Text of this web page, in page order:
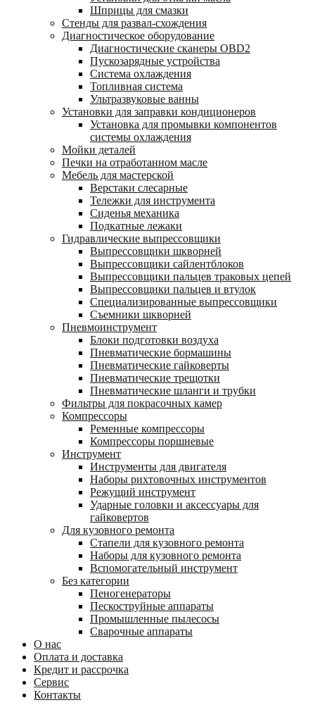
Шприцы для смазки
Стенды для развал-схождения
Диагностическое оборудование
Диагностические сканеры OBD2
Пускозарядные устройства
Система охлаждения
Топливная система
Ультразвуковые ванны
Установки для заправки кондиционеров
Установка для промывки компонентов
системы охлаждения
Мойки деталей
Печки на отработанном масле
Мебель для мастерской
Верстаки слесарные
Тележки для инструмента
Сиденья механика
Подкатные лежаки
Гидравлические выпрессовщики
Выпрессовщики шкворней
Выпрессовщики сайлентблоков
Выпрессовщики пальцев траковых цепей
Выпрессовщики пальцев и втулок
Специализированные выпрессовщики
Cъемники шкворней
Пневмоинструмент
Блоки подготовки воздуха
Пневматические бормашины
Пневматические гайковерты
Пневматические трещотки
Пневматические шланги и трубки
Фильтры для покрасочных камер
Компрессоры
Ременные компрессоры
Компрессоры поршневые
Инструмент
Инструменты для двигателя
Наборы рихтовочных инструментов
Режущий инструмент
Ударные головки и аксессуары для
гайковертов
Для кузовного ремонта
Стапели для кузовного ремонта
Наборы для кузовного ремонта
Вспомогательный инструмент
Без категории
Пеногенераторы
Пескоструйные аппараты
Промышленные пылесосы
Сварочные аппараты
О нас
Оплата и доставка
Кредит и рассрочка
Сервис
Контакты